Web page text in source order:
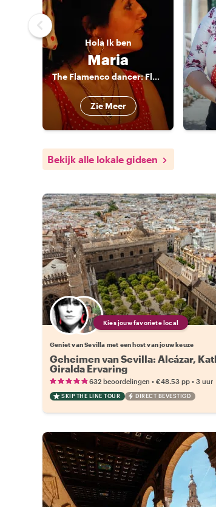
Hola Ik ben
Maria
The Flamenco dancer: Flamenco dance and history, foodtours
Zie Meer
Bekijk alle lokale gidsen
Kies jouw favoriete local
Geniet van Sevilla met een host van jouw keuze
Geheimen van Sevilla: Alcázar,
Giralda Ervaring
632 beoordelingen • €48.53 pp • 3 uur
SKIP THE LINE TOUR DIRECT BEVESTIGD